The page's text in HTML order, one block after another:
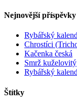
Nejnovější příspěvky
Rybářský
Chrostíci
Kačenka česká
Smrž kuželovitý
Rybářský
Štítky